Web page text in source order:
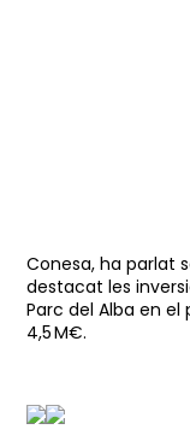
Conesa, ha parlat
destacat les
Parc del Alba en
4,5 M€.